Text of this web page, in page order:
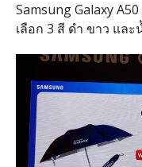
Samsung Galaxy
เลือก 3 สี ดำ ขาว และ